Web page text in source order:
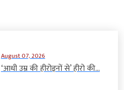
August 07, 2026
‘आधी उम्र की हीरोइनों से’ हीरो की...